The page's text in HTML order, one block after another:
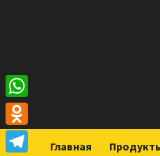
Главная
WhatsApp
Odnoklassniki